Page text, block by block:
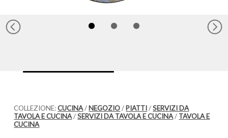
COLLEZIONE:CUCINA/ NEGOZIO/ PIATTI/SERVIZI DA
TAVOLA E CUCINA/SERVIZI DA TAVOLA E CUCINA/ TAVOLA E
CUCINA